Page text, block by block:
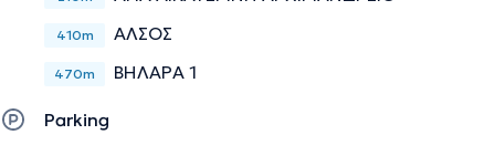
410m ΑΛΣΟΣ
470m ΒΗΛΑΡΑ 1
Parking